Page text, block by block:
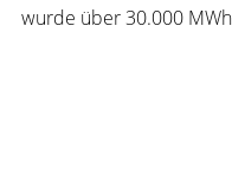
wurde über 30.000